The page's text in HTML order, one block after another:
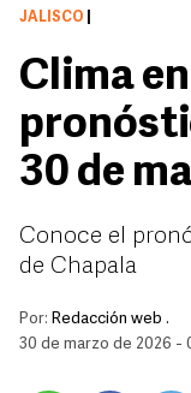
JALISCO
Clima
30 de
Conoce el
de Chapala
Por: Redacción web .
30 de marzo de 2026 -